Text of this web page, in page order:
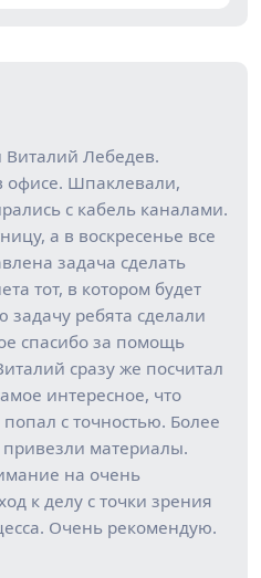
Виталий Лебедев.
офисе. Шпаклевали,
с кабель каналами.
а в воскресенье все
задача сделать
тот, в котором будет
задачу ребята сделали
спасибо за помощь
сразу же посчитал
интересное, что
с точностью. Более
материалы.
на очень
к делу с точки зрения
Очень рекомендую.